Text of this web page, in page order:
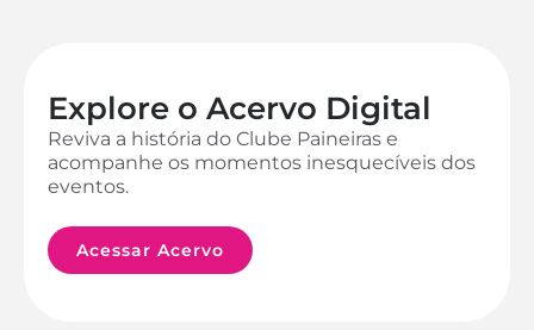
Explore o Acervo Digital
Reviva a história do Clube Paineiras e
acompanhe os momentos inesquecíveis dos
eventos.
Acessar Acervo